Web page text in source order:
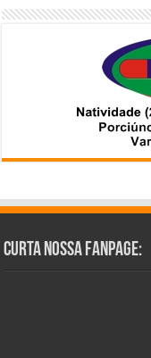
Curta Nossa Fanpage: